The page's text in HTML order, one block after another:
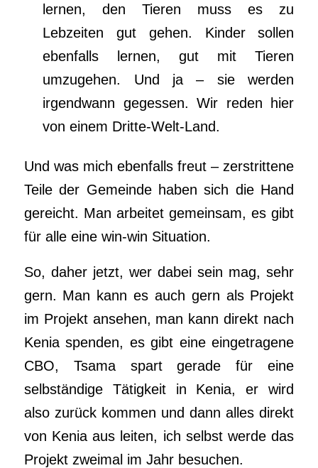
lernen, den Tieren muss es zu
Lebzeiten gut gehen. Kinder sollen
ebenfalls lernen, gut mit Tieren
umzugehen. Und ja – sie werden
irgendwann gegessen. Wir reden hier
von einem Dritte-Welt-Land.
Und was mich ebenfalls freut – zerstrittene
Teile der Gemeinde haben sich die Hand
gereicht. Man arbeitet gemeinsam, es gibt
für alle eine win-win Situation.
So, daher jetzt, wer dabei sein mag, sehr
gern. Man kann es auch gern als Projekt
im Projekt ansehen, man kann direkt nach
Kenia spenden, es gibt eine eingetragene
CBO, Tsama spart gerade für eine
selbständige Tätigkeit in Kenia, er wird
also zurück kommen und dann alles direkt
von Kenia aus leiten, ich selbst werde das
Projekt zweimal im Jahr besuchen.